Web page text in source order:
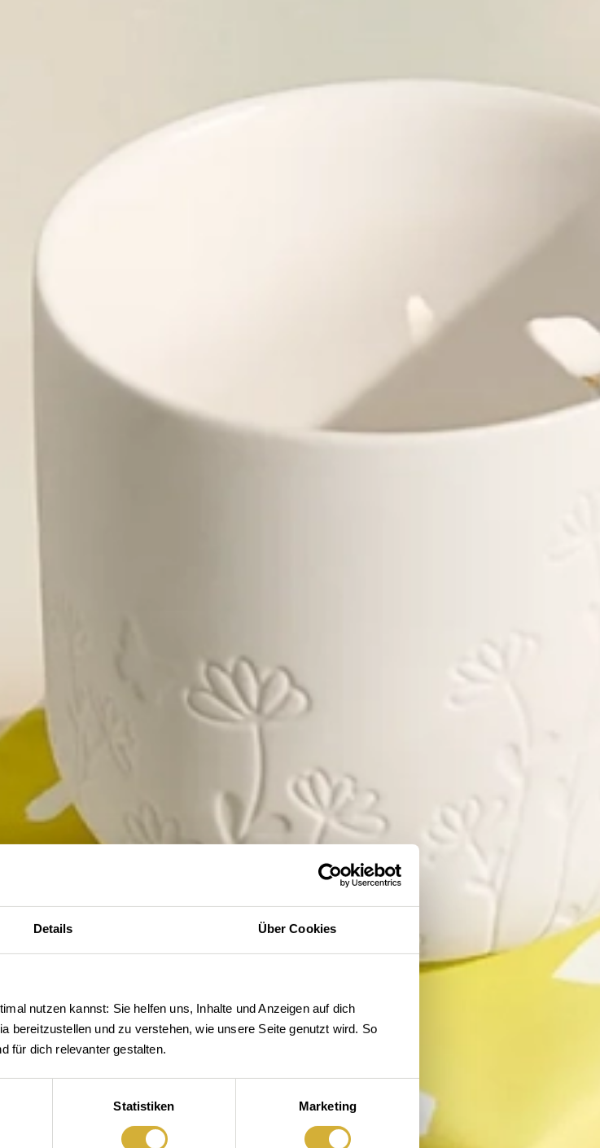
Details Über Cookies
nutzen kannst: Sie helfen uns, Inhalte und Anzeigen auf dich
bereitzustellen und zu verstehen, wie unsere Seite genutzt wird. So
für dich relevanter gestalten.
Statistiken Marketing
Welt von räder